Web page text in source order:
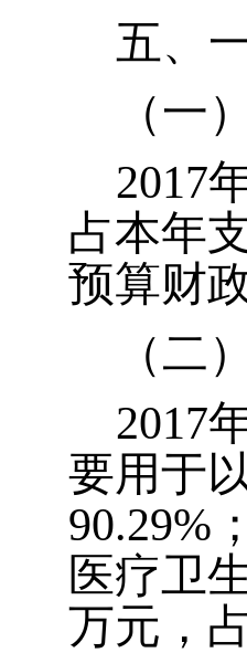
五、
（一
2017
占本年
预算财
（二
2017
要用于
90.29%
医疗卫
万元，